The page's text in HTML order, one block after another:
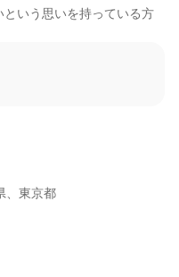
いう思いを持っている方
、東京都